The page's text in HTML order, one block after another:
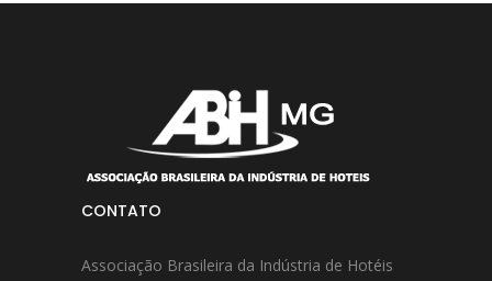
CONTATO
Associação Brasileira da Indústria de Hotéis